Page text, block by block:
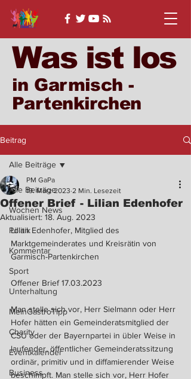
Was ist los
in Garmisch -
Partenkirchen
Beitrag
Alle Beiträge
Wochen News
Politik
Kommentar
Sport
Unterhaltung
MeinGastroTipp
Charity
Eventkalender
Business
Alle Beiträge
Offener Brief - Lilian Edenhofer
PM GaPa
19. März 2023 2 Min. Lesezeit
Aktualisiert: 18. Aug. 2023
Lilian Edenhofer, Mitglied des
Marktgemeinderates und Kreisrätin von
Garmisch-Partenkirchen
Offener Brief 17.03.2023
Man stelle sich vor, Herr Sielmann oder Herr
Hofer hätten ein Gemeinderatsmitglied der
CSU oder der Bayernpartei in übler Weise in
laufender, öffentlicher Gemeinderatssitzung
ordinär, primitiv und in diffamierender Weise
beschimpft. Man stelle sich vor, Herr Hofer